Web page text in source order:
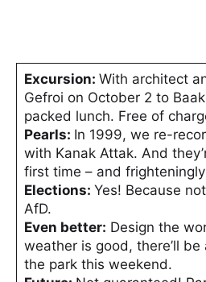
Excursion: With architect
Gefroi on October 2 to
packed lunch. Free of
Pearls: In 1999, we re-
with Kanak Attak. And
first time – and
Elections: Yes! Because
AfD.
Even better: Design the
weather is good, there’ll
the park this weekend.